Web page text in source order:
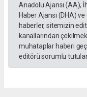
Anadolu Ajansı (AA),
Haber Ajansı (DHA)
haberler, sitemizin
kanallarından
muhataplar haberi
editörü sorumlu